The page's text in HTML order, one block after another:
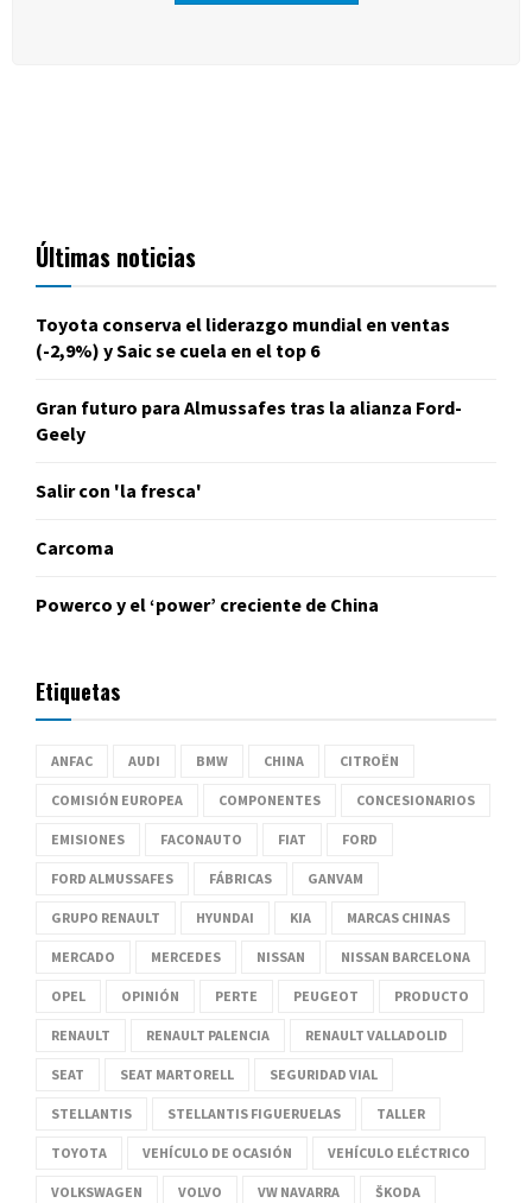
Últimas noticias
Toyota conserva el liderazgo mundial en ventas
(-2,9%) y Saic se cuela en el top 6
Gran futuro para Almussafes tras la alianza Ford-
Geely
Salir con 'la fresca'
Carcoma
Powerco y el ‘power’ creciente de China
Etiquetas
ANFAC AUDI BMW CHINA CITROËN
COMISIÓN EUROPEA COMPONENTES CONCESIONARIOS
EMISIONES FACONAUTO FIAT FORD
FORD ALMUSSAFES FÁBRICAS GANVAM
GRUPO RENAULT HYUNDAI KIA MARCAS CHINAS
MERCADO MERCEDES NISSAN NISSAN BARCELONA
OPEL OPINIÓN PERTE PEUGEOT PRODUCTO
RENAULT RENAULT PALENCIA RENAULT VALLADOLID
SEAT SEAT MARTORELL SEGURIDAD VIAL
STELLANTIS STELLANTIS FIGUERUELAS TALLER
TOYOTA VEHÍCULO DE OCASIÓN VEHÍCULO ELÉCTRICO
VOLKSWAGEN VOLVO VW NAVARRA ŠKODA